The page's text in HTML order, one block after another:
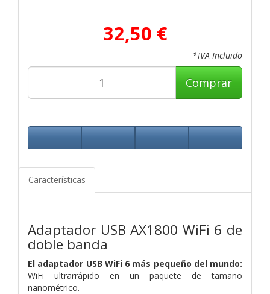
32,50 €
*IVA Incluido
Comprar
Características
Adaptador USB AX1800 WiFi 6 de
doble banda
El adaptador USB WiFi 6 más pequeño del mundo:
WiFi ultrarrápido en un paquete de tamaño
nanométrico.